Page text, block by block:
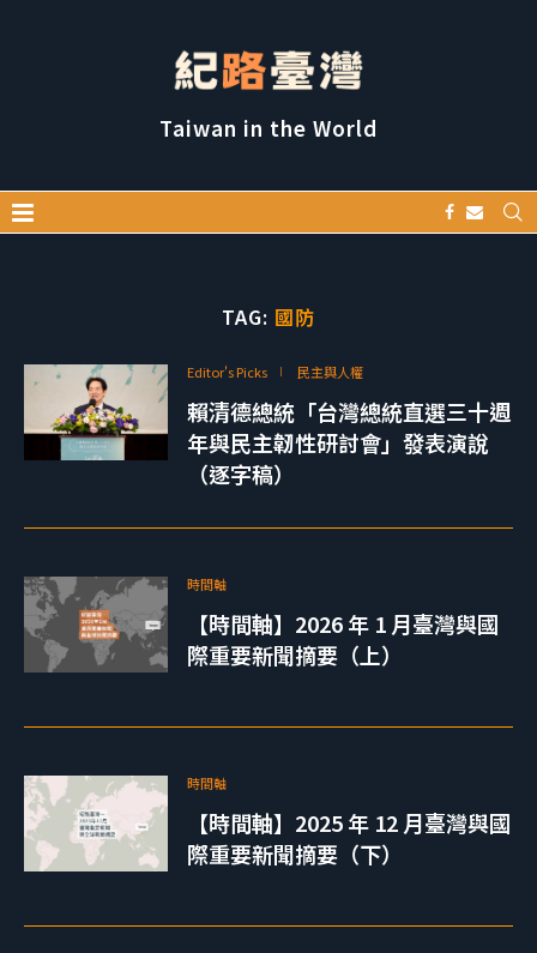
Taiwan in the World
TAG: 國防
Editor's Picks 民主與人權
賴清德總統「台灣總統直選三十週
年與民主韌性研討會」發表演說
（逐字稿）
時間軸
【時間軸】2026 年 1 月臺灣與國
際重要新聞摘要（上）
時間軸
【時間軸】2025 年 12 月臺灣與國
際重要新聞摘要（下）